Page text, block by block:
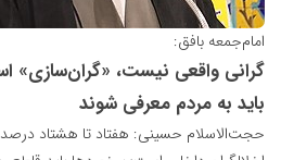
امام‌جمعه بافق:
گرانی واقعی نیست، «گران‌سازی»
باید به مردم معرفی شوند
حجت‌الاسلام حسینی: هفتاد تا هشتاد